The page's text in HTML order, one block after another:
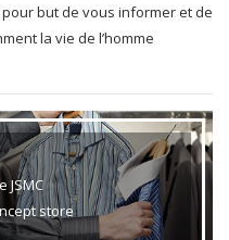
but de vous informer et de
la vie de l’homme
JSMC
store